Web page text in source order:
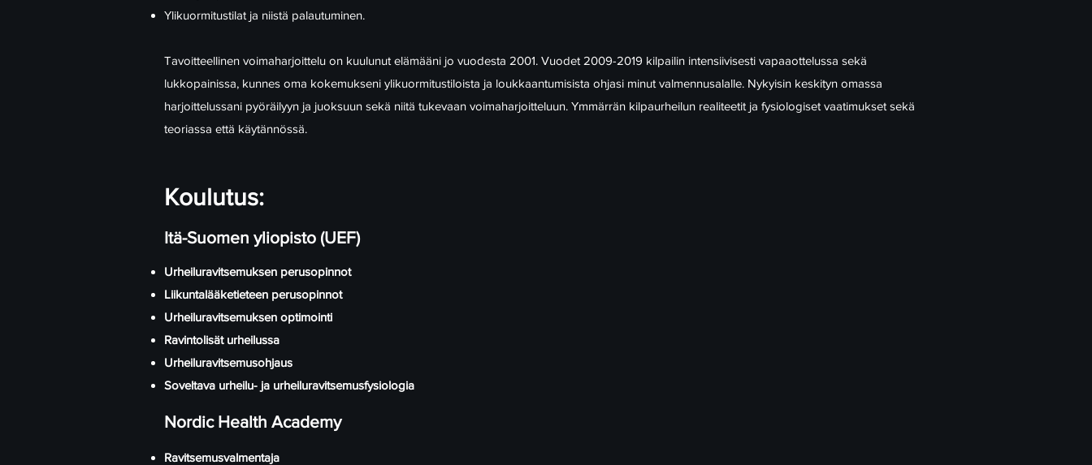
Ylikuormitustilat ja niistä palautuminen.
​Tavoitteellinen voimaharjoittelu on kuulunut elämääni jo vuodesta 2001. Vuodet 2009-2019 kilpailin intensiivisesti vapaaottelussa sekä
lukkopainissa, kunnes oma kokemukseni ylikuormitustiloista ja loukkaantumisista ohjasi minut valmennusalalle. Nykyisin keskityn omassa
harjoittelussani pyöräilyyn ja juoksuun sekä niitä tukevaan voimaharjoitteluun. Ymmärrän kilpaurheilun realiteetit ja fysiologiset vaatimukset sekä
teoriassa että käytännössä.
Koulutus:
Itä-Suomen yliopisto (UEF)
Urheiluravitsemuksen perusopinnot
Liikuntalääketieteen perusopinnot
Urheiluravitsemuksen optimointi
Ravintolisät urheilussa
Urheiluravitsemusohjaus
Soveltava urheilu- ja urheiluravitsemusfysiologia
Nordic Health Academy
Ravitsemusvalmentaja